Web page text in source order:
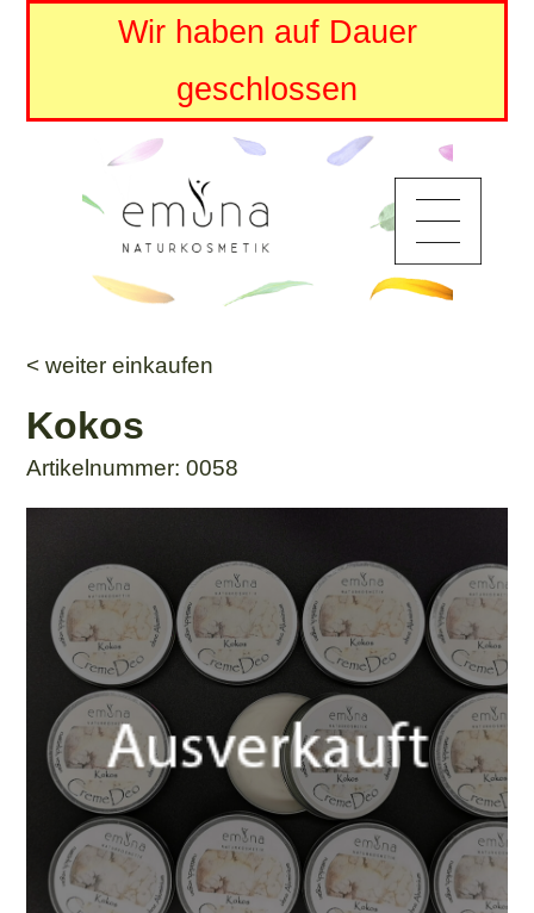
Wir haben auf Dauer
geschlossen
< weiter einkaufen
Kokos
Artikelnummer: 0058